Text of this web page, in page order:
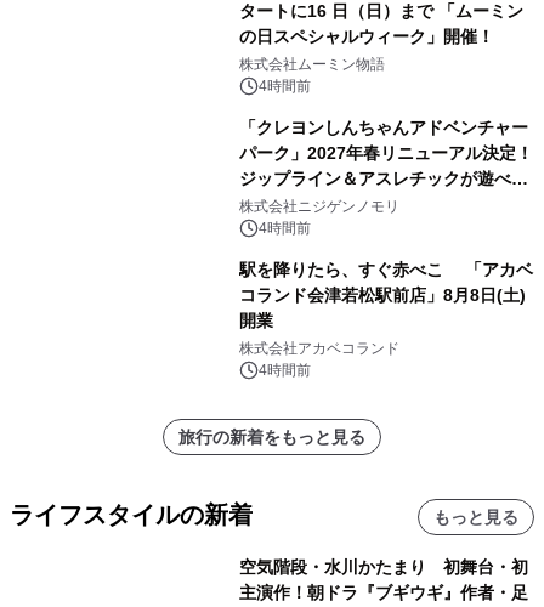
タートに16 日（日）まで 「ムーミン
の日スペシャルウィーク」開催！
株式会社ムーミン物語
4時間前
「クレヨンしんちゃんアドベンチャー
パーク」2027年春リニューアル決定！
ジップライン＆アスレチックが遊べる
のは今年が最後！ 「ラスト！ドキがム
ネムネ～大作戦！」始動
株式会社ニジゲンノモリ
4時間前
駅を降りたら、すぐ赤べこ 「アカベ
コランド会津若松駅前店」8月8日(土)
開業
株式会社アカベコランド
4時間前
旅行の新着をもっと見る
ライフスタイルの新着 もっと見る
空気階段・水川かたまり 初舞台・初
主演作！朝ドラ『ブギウギ』作者・足